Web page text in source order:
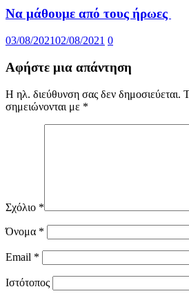
Να μάθουμε από τους ήρωες
03/08/202102/08/2021 0
Αφήστε μια απάντηση
Η ηλ. διεύθυνση σας δεν δημοσιεύεται.
σημειώνονται με *
Σχόλιο *
Όνομα *
Email *
Ιστότοπος